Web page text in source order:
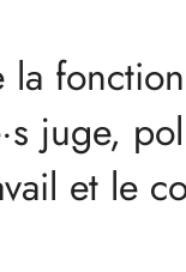
la
juge,
et le